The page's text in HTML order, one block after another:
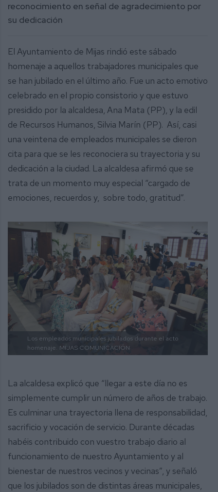
reconocimiento en señal de agradecimiento por
su dedicación
El Ayuntamiento de Mijas rindió este sábado
homenaje a aquellos trabajadores municipales que
se han jubilado en el último año. Fue un acto emotivo
celebrado en el propio consistorio y que estuvo
presidido por la alcaldesa, Ana Mata (PP), y la edil
de Recursos Humanos, Silvia Marín (PP). Así, casi
una veintena de empleados municipales se dieron
cita para que se les reconociera su trayectoria y su
dedicación a la ciudad. La alcaldesa afirmó que se
trata de un momento muy especial “cargado de
emociones, recuerdos y, sobre todo, gratitud”.
Los empleados municipales jubilados durante el acto
homenaje. MIJAS COMUNICACIÓN
La alcaldesa explicó que “llegar a este día no es
simplemente cumplir un número de años de trabajo.
Es culminar una trayectoria llena de responsabilidad,
sacrificio y vocación de servicio. Durante décadas
habéis contribuido con vuestro trabajo diario al
funcionamiento de nuestro Ayuntamiento y al
bienestar de nuestros vecinos y vecinas”, y señaló
que los jubilados son de distintas áreas municipales,